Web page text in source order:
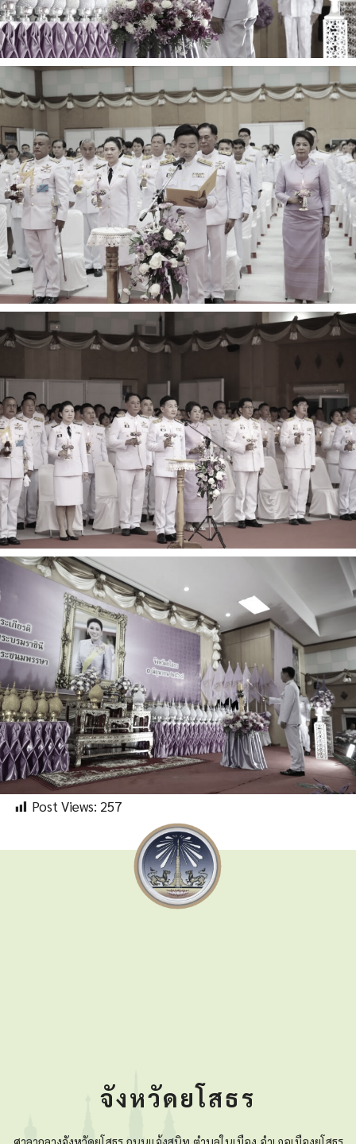
Post Views: 257
จังหวัดยโสธร